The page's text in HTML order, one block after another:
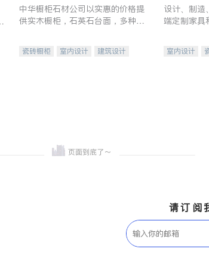
中华橱柜石材公司以实惠的价格提
供实木橱柜，石英石台面，多种优
机。品质厨房，家的选择。
瓷砖橱柜 室内设计
建筑设计
设计、制造
端定制家具
室内设计
请订阅